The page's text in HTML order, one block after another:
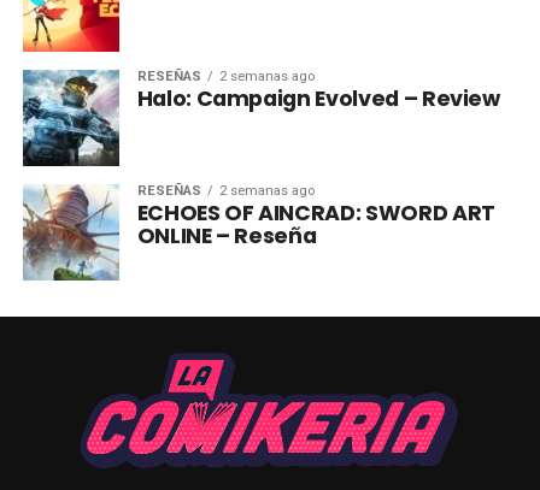
RESEÑAS 2 semanas ago
Halo: Campaign Evolved – Review
RESEÑAS 2 semanas ago
ECHOES OF AINCRAD: SWORD ART
ONLINE – Reseña